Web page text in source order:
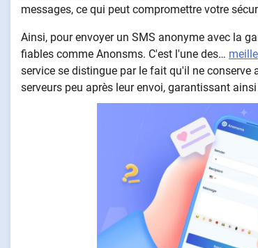
messages, ce qui peut compromettre votre
Ainsi, pour envoyer un SMS anonyme avec la
fiables comme Anonsms. C'est l'une des…
service se distingue par le fait qu'il ne
serveurs peu après leur envoi, garantissant